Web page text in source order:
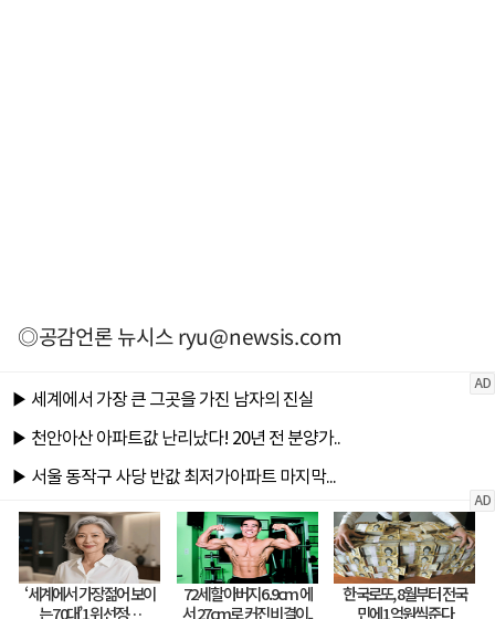
◎공감언론 뉴시스ryu@newsis.com